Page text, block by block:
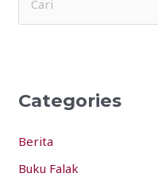
c
f
o
Categories
Berita
Buku Falak